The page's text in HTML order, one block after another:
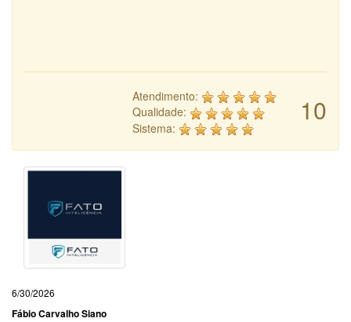
10
Atendimento:
Qualidade:
Sistema:
6/30/2026
Fábio Carvalho Siano